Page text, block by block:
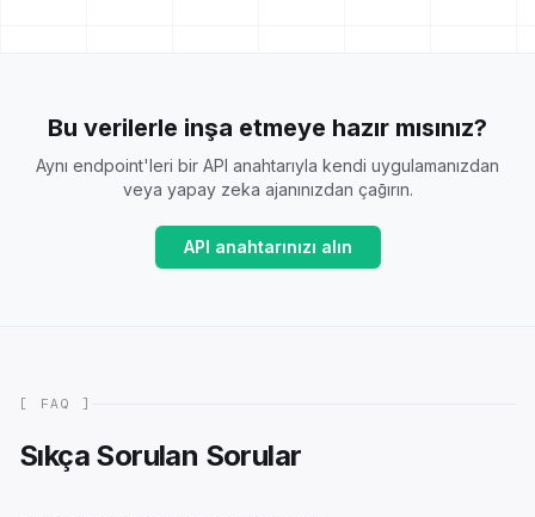
Bu verilerle inşa etmeye hazır mısınız?
Aynı endpoint'leri bir API anahtarıyla kendi uygulamanızdan
veya yapay zeka ajanınızdan çağırın.
API anahtarınızı alın
[ FAQ ]
Sıkça Sorulan Sorular